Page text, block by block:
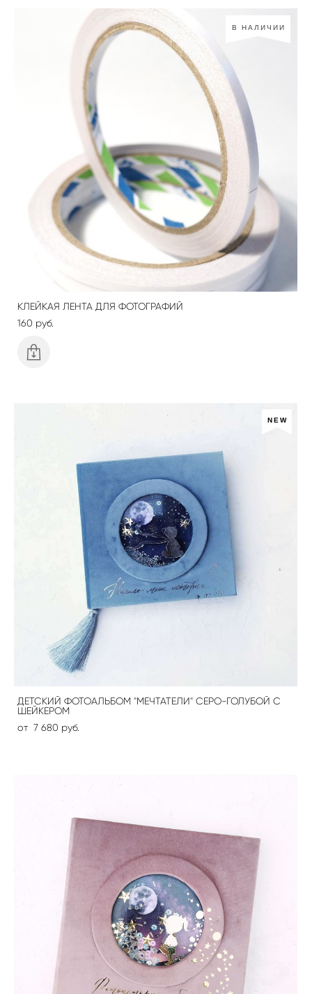
В НАЛИЧИИ
КЛЕЙКАЯ ЛЕНТА ДЛЯ ФОТОГРАФИЙ
160 pуб.
NEW
ДЕТСКИЙ ФОТОАЛЬБОМ "МЕЧТАТЕЛИ" СЕРО-ГОЛУБОЙ С
ШЕЙКЕРОМ
от 7 680 pуб.